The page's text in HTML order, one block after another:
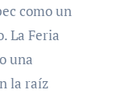
como un
La Feria
una
la raíz